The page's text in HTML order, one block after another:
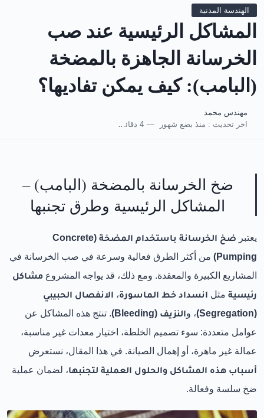
الهندسة المدنية
المشاكل الرئيسية عند صب
الخرسانة الجاهزة بالمضخة
(البامب): كيف يمكن تفاديها؟
مهندس محمد
اخر تحديث : منذ بضع شهور 4 دقائق للقراءة
ضخ الخرسانة بالمضخة (البامب) –
المشاكل الرئيسية وطرق تجنبها
يعتبر
ضخ الخرسانة باستخدام المضخة (Concrete
Pumping)
من أكثر الطرق فعالية وسرعة في صب الخرسانة في
المشاريع الكبيرة والمعقدة. ومع ذلك، قد يواجه المشروع مشاكل
رئيسية مثل انسداد خط الماسورة، الانفصال الحبيبي
(Segregation)
، والنزيف (Bleeding)
. تنتج هذه المشاكل عن
عوامل متعددة: سوء تصميم الخلطة، اختيار معدات غير مناسبة،
عمالة غير ماهرة، أو إهمال الصيانة. في هذا المقال، نستعرض
أسباب هذه المشاكل والحلول العملية لتجنبها، لضمان عملية
ضخ سلسة وفعالة.